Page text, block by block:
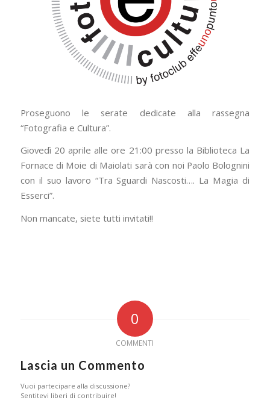
Proseguono le serate dedicate alla rassegna
“Fotografia e Cultura”.
Giovedì 20 aprile alle ore 21:00 presso la Biblioteca La
Fornace di Moie di Maiolati sarà con noi Paolo Bolognini
con il suo lavoro “Tra Sguardi Nascosti…. La Magia di
Esserci”.
Non mancate, siete tutti invitati!!
0
COMMENTI
Lascia un Commento
Vuoi partecipare alla discussione?
Sentitevi liberi di contribuire!